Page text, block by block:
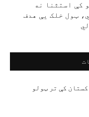
کې استثنا نه
ټول خلک یې هدف
کې تر ټولو